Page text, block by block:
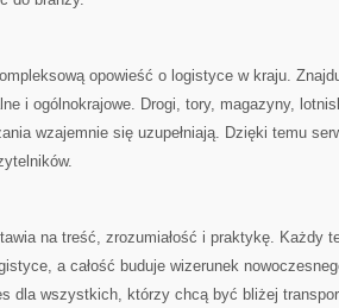
opowieść o logistyce w kraju.
i ogólnokrajowe. Drogi, tory, magazyny,
wzajemnie się uzupełniają. Dzięki temu
na treść, zrozumiałość i praktykę. Każdy
a całość buduje wizerunek
dla wszystkich, którzy chcą być bliżej